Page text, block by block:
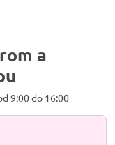
a
9:00 do 16:00